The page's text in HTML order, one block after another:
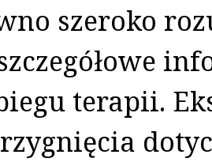
szeroko
terapii.